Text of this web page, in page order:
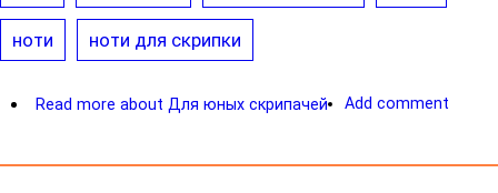
ноти ноти для скрипки
Read more about Для юных скрипачей Add comment